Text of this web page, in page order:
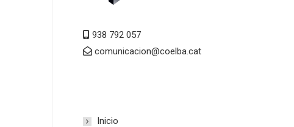
938 792 057
comunicacion@coelba.cat
Inicio